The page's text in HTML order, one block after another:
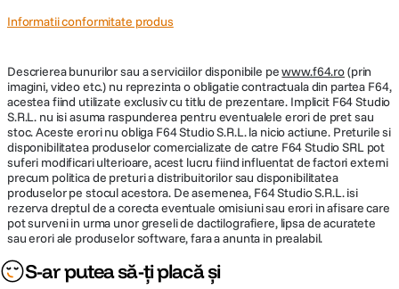
Informatii conformitate produs
Descrierea bunurilor sau a serviciilor disponibile pewww.f64.ro(prin
imagini, video etc.) nu reprezinta o obligatie contractuala din partea F64,
acestea fiind utilizate exclusiv cu titlu de prezentare. Implicit F64 Studio
S.R.L. nu isi asuma raspunderea pentru eventualele erori de pret sau
stoc. Aceste erori nu obliga F64 Studio S.R.L. la nicio actiune. Preturile si
disponibilitatea produselor comercializate de catre F64 Studio SRL pot
suferi modificari ulterioare, acest lucru fiind influentat de factori externi
precum politica de preturi a distribuitorilor sau disponibilitatea
produselor pe stocul acestora. De asemenea, F64 Studio S.R.L. isi
rezerva dreptul de a corecta eventuale omisiuni sau erori in afisare care
pot surveni in urma unor greseli de dactilografiere, lipsa de acuratete
sau erori ale produselor software, fara a anunta in prealabil.
S-ar putea să-ți placă și